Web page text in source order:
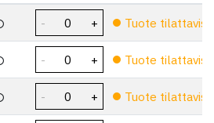
Tuote
Tuote
Tuote